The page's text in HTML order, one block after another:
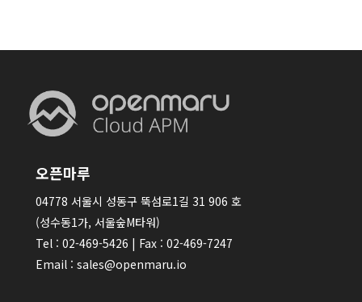
오픈마루
04778 서울시 성동구 뚝섬로1길 31 906 호
(성수동1가, 서울숲M타워)
Tel : 02-469-5426 | Fax : 02-469-7247
Email : sales@openmaru.io